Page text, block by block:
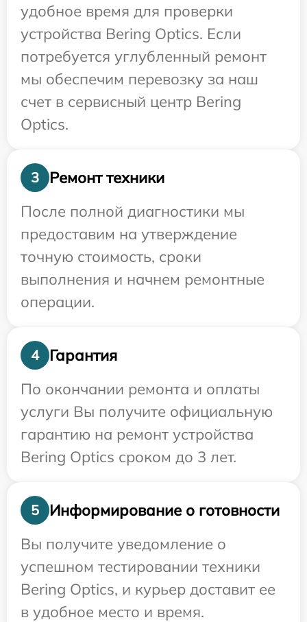
удобное время для проверки
устройства Bering Optics. Если
потребуется углубленный ремонт
мы обеспечим перевозку за наш
счет в сервисный центр Bering
Optics.
3
Ремонт техники
После полной диагностики мы
предоставим на утверждение
точную стоимость, сроки
выполнения и начнем ремонтные
операции.
4
Гарантия
По окончании ремонта и оплаты
услуги Вы получите официальную
гарантию на ремонт устройства
Bering Optics сроком до 3 лет.
5
Информирование о готовности
Вы получите уведомление о
успешном тестировании техники
Bering Optics, и курьер доставит ее
в удобное место и время.